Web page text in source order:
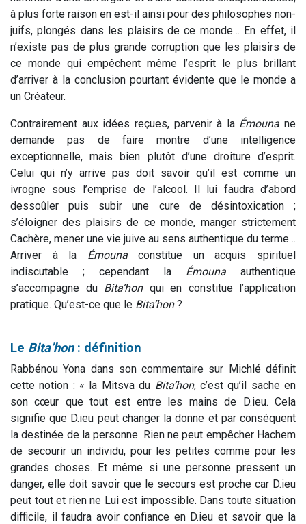
à plus forte raison en est-il ainsi pour des philosophes non-
juifs, plongés dans les plaisirs de ce monde… En effet, il
n’existe pas de plus grande corruption que les plaisirs de
ce monde qui empêchent même l’esprit le plus brillant
d’arriver à la conclusion pourtant évidente que le monde a
un Créateur.
Contrairement aux idées reçues, parvenir à la Émouna ne
demande pas de faire montre d’une intelligence
exceptionnelle, mais bien plutôt d’une droiture d’esprit.
Celui qui n’y arrive pas doit savoir qu’il est comme un
ivrogne sous l’emprise de l’alcool. Il lui faudra d’abord
dessoûler puis subir une cure de désintoxication ;
s’éloigner des plaisirs de ce monde, manger strictement
Cachère, mener une vie juive au sens authentique du terme…
Arriver à la Émounaconstitue un acquis spirituel
indiscutable ; cependant la Émouna authentique
s’accompagne du Bita’honqui en constitue l’application
pratique. Qu’est-ce que le Bita’hon?
Le Bita’hon: définition
Rabbénou Yona dans son commentaire sur Michlé définit
cette notion : « la Mitsva du Bita’hon, c’est qu’il sache en
son cœur que tout est entre les mains de D.ieu. Cela
signifie que D.ieu peut changer la donne et par conséquent
la destinée de la personne. Rien ne peut empêcher Hachem
de secourir un individu, pour les petites comme pour les
grandes choses. Et même si une personne pressent un
danger, elle doit savoir que le secours est proche car D.ieu
peut tout et rien ne Lui est impossible. Dans toute situation
difficile, il faudra avoir confiance en D.ieu et savoir que la